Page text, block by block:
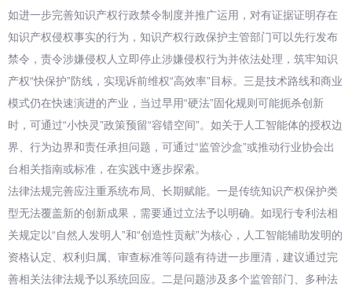
如进一步完善知识产权行政禁令制度并推广运用，对有证据证明存在
知识产权侵权事实的行为，知识产权行政保护主管部门可以先行发布
禁令，责令涉嫌侵权人立即停止涉嫌侵权行为并依法处理，筑牢知识
产权“快保护”防线，实现诉前维权“高效率”目标。三是技术路线和商业
模式仍在快速演进的产业，当过早用“硬法”固化规则可能扼杀创新
时，可通过“小快灵”政策预留“容错空间”。如关于人工智能体的授权边
界、行为边界和责任承担问题，可通过“监管沙盒”或推动行业协会出
台相关指南或标准，在实践中逐步探索。
法律法规完善应注重系统布局、长期赋能。一是传统知识产权保护类
型无法覆盖新的创新成果，需要通过立法予以明确。如现行专利法相
关规定以“自然人发明人”和“创造性贡献”为核心，人工智能辅助发明的
资格认定、权利归属、审查标准等问题有待进一步厘清，建议通过完
善相关法律法规予以系统回应。二是问题涉及多个监管部门、多种法